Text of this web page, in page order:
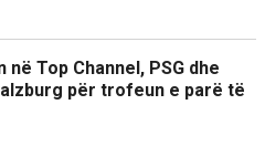
Top Channel, PSG dhe
për trofeun e parë të